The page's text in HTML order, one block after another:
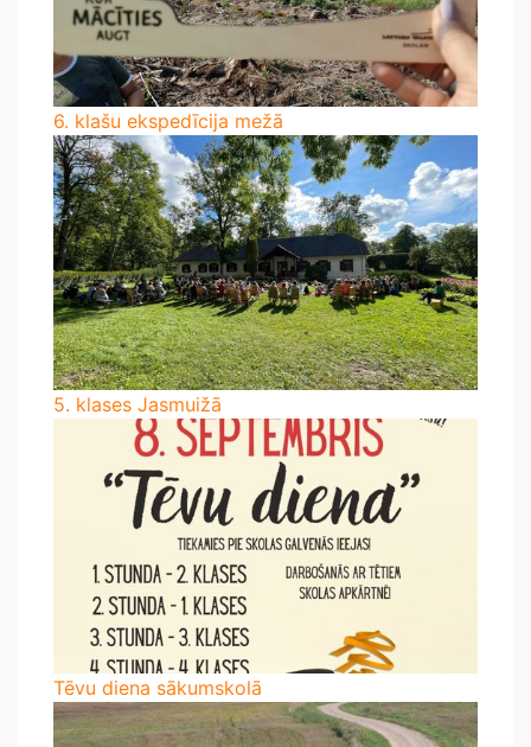
6. klašu ekspedīcija mežā
5. klases Jasmuižā
Tēvu diena sākumskolā